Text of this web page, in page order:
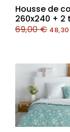
Housse de
260x240 + 2
69,00€ 48,30